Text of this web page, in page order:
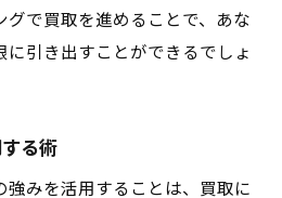
グで買取を進めることで、あな
に引き出すことができるでしょ
る術
強みを活用することは、買取に